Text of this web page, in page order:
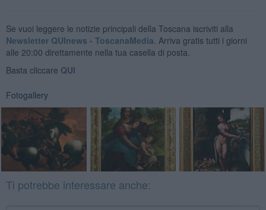
Se vuoi leggere le notizie principali della Toscana iscriviti alla
Newsletter QUInews - ToscanaMedia. Arriva gratis tutti i giorni
alle 20:00 direttamente nella tua casella di posta.
Basta cliccare QUI
Fotogallery
Ti potrebbe interessare anche: